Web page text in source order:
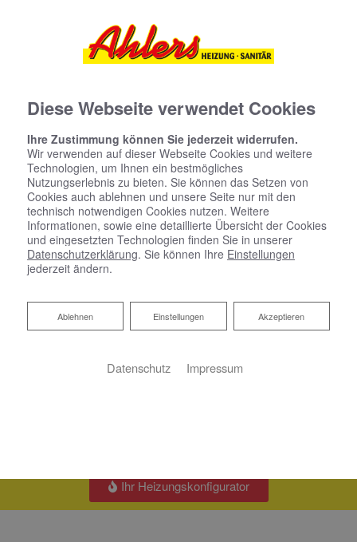
Ihr Heizungskonfigurator
Diese Webseite verwendet Cookies
Ihre Zustimmung können Sie jederzeit widerrufen.
Wir verwenden auf dieser Webseite Cookies und weitere
Technologien, um Ihnen ein bestmögliches
Nutzungserlebnis zu bieten. Sie können das Setzen von
Cookies auch ablehnen und unsere Seite nur mit den
technisch notwendigen Cookies nutzen. Weitere
Informationen, sowie eine detaillierte Übersicht der Cookies
und eingesetzten Technologien finden Sie in unserer
Datenschutzerklärung. Sie können Ihre Einstellungen
jederzeit ändern.
Akzeptieren
Einstellungen
Ablehnen
Ablehnen
Datenschutz Impressum